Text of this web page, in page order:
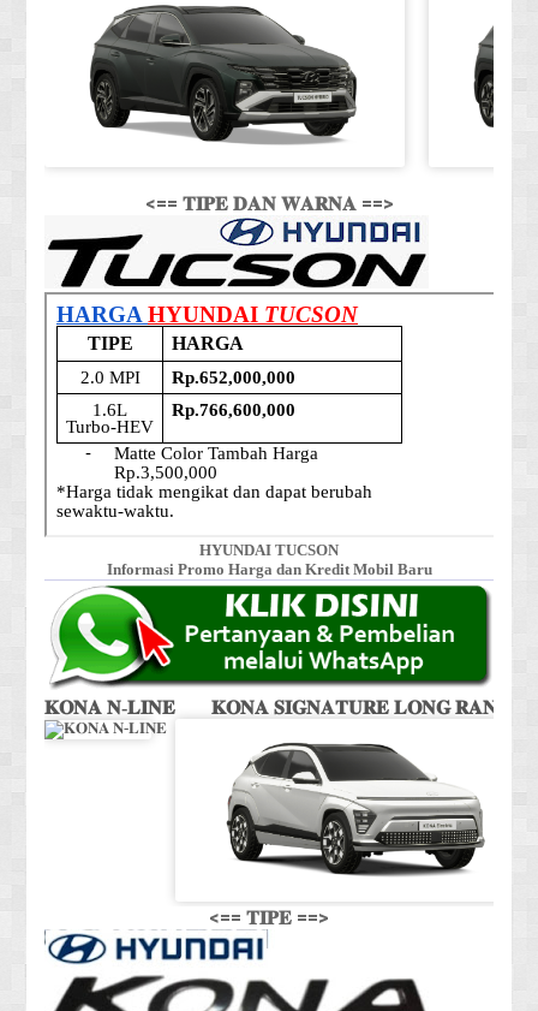
<== 𝐓𝐈𝐏𝐄 𝐃𝐀𝐍 𝐖𝐀𝐑𝐍𝐀 ==>
HYUNDAI TUCSON
Informasi Promo Harga dan Kredit Mobil Baru
𝐊𝐎𝐍𝐀 𝐍-𝐋𝐈𝐍𝐄 𝐊𝐎𝐍𝐀 𝐒𝐈𝐆𝐍𝐀𝐓𝐔𝐑𝐄 𝐋𝐎𝐍𝐆 𝐑𝐀𝐍𝐆𝐄
<== 𝐓𝐈𝐏𝐄 ==>